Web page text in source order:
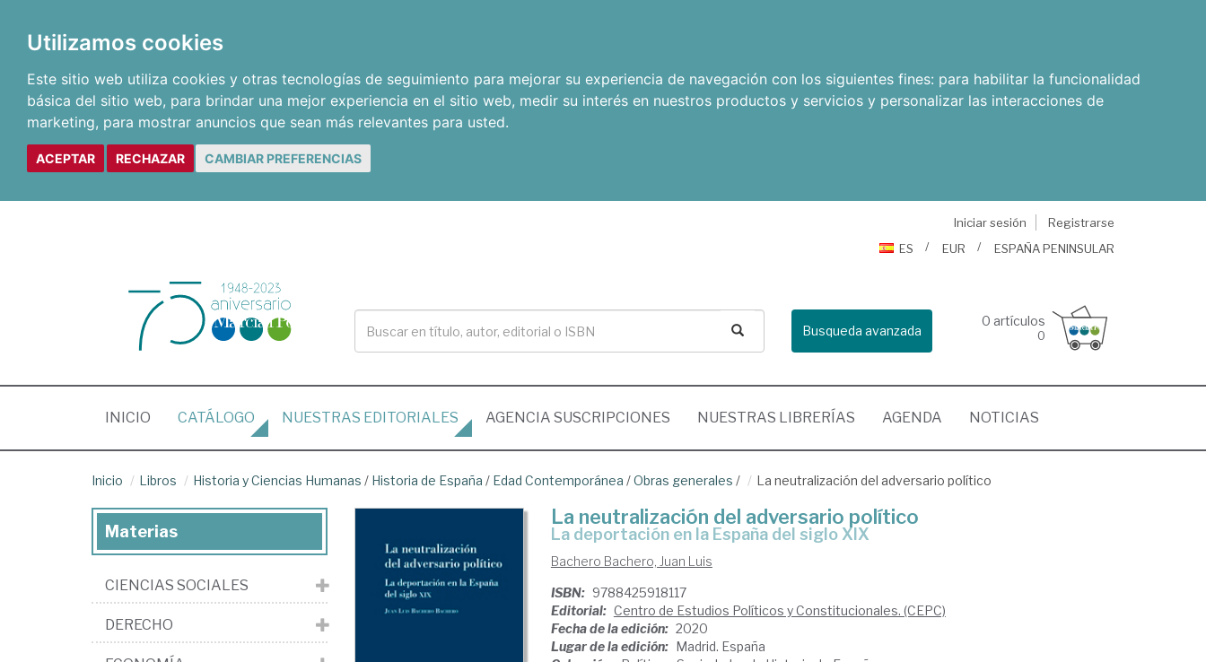
Utilizamos cookies
Este sitio web utiliza cookies y otras tecnologías de seguimiento para mejorar su experiencia de navegación con los siguientes fines: para habilitar la funcionalidad
básica del sitio web, para brindar una mejor experiencia en el sitio web, medir su interés en nuestros productos y servicios y personalizar las interacciones de
marketing, para mostrar anuncios que sean más relevantes para usted.
ACEPTAR RECHAZAR CAMBIAR PREFERENCIAS
Iniciar sesión
Registrarse
ES
EUR ESPAÑA PENINSULAR
Busqueda avanzada
0 artículos
0
INICIO (CURRENT)
CATÁLOGO NUESTRAS EDITORIALES AGENCIA SUSCRIPCIONES NUESTRAS LIBRERÍAS AGENDA NOTICIAS
Inicio Libros Historia y Ciencias Humanas / Historia de España / Edad Contemporánea /Obras generales / La neutralización del adversario político
La neutralización del adversario político
La deportación en la España del siglo XIX
Bachero Bachero, Juan Luis
ISBN: 9788425918117
Editorial: Centro de Estudios Políticos y Constitucionales. (CEPC)
Fecha de la edición: 2020
Lugar de la edición: Madrid. España
Materias
CIENCIAS SOCIALES
DERECHO